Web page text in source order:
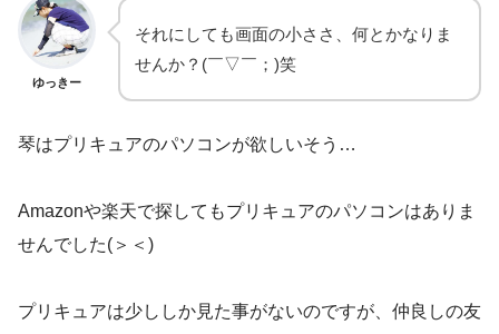
ゆっきー
それにしても画面の小ささ、何とかなりま
せんか？(￣▽￣；)笑
琴はプリキュアのパソコンが欲しいそう…
Amazonや楽天で探してもプリキュアのパソコンはありま
せんでした(＞＜)
プリキュアは少ししか見た事がないのですが、仲良しの友